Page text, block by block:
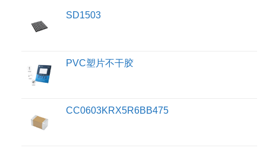
SD1503
PVC塑片不干胶
CC0603KRX5R6BB475